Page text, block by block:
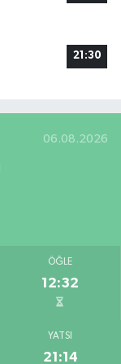
21:30
06.08.2026
ÖĞLE
12:32
YATSI
21:14